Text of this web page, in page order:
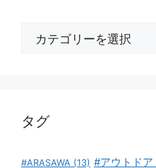
タグ
#ARASAWA (13) #アウトドア